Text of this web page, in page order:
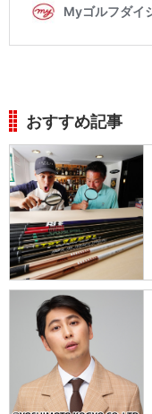
おすすめ記事